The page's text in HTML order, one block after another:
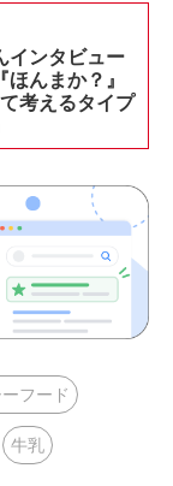
インタビュー
ほんまか？』
考えるタイプ
ーフード
牛乳